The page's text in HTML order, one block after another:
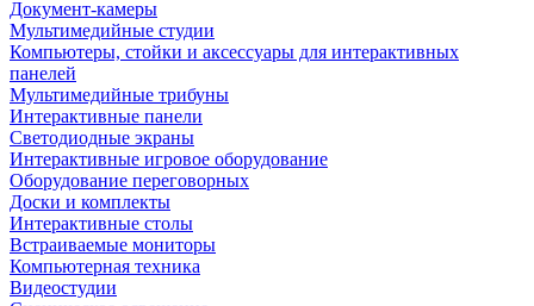
Документ-камеры
Мультимедийные студии
Компьютеры, стойки и аксессуары для интерактивных
панелей
Мультимедийные трибуны
Интерактивные панели
Светодиодные экраны
Интерактивные игровое оборудование
Оборудование переговорных
Доски и комплекты
Интерактивные столы
Встраиваемые мониторы
Компьютерная техника
Видеостудии